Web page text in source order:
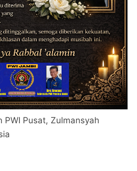
PWI Pusat, Zulmansyah